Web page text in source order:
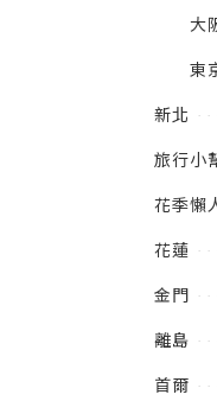
大
東
新北
旅行小
花季懶
花蓮
金門
離島
首爾